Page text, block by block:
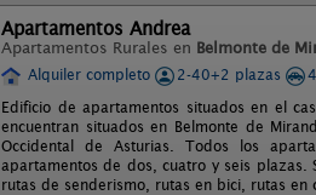
Apartamentos Andrea
Apartamentos Rurales en Belmonte de
Alquiler completo
2-40+2 plazas
Edificio de apartamentos situados en el
encuentran situados en Belmonte de
Occidental de Asturias. Todos los
apartamentos de dos, cuatro y seis plazas.
rutas de senderismo, rutas en bici, rutas en